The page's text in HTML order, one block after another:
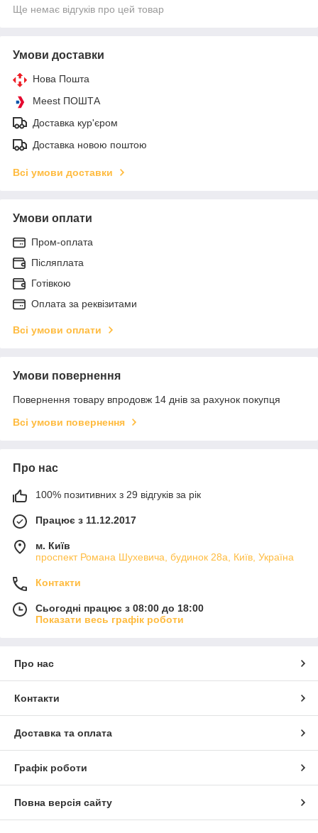
Ще немає відгуків про цей товар
Умови доставки
Нова Пошта
Meest ПОШТА
Доставка кур'єром
Доставка новою поштою
Всі умови доставки
Умови оплати
Пром-оплата
Післяплата
Готівкою
Оплата за реквізитами
Всі умови оплати
Умови повернення
Повернення товару впродовж 14 днів за рахунок покупця
Всі умови повернення
Про нас
100% позитивних з 29 відгуків за рік
Працює з 11.12.2017
м. Київ
проспект Романа Шухевича, будинок 28а, Київ, Україна
Контакти
Сьогодні працює з 08:00 до 18:00
Показати весь графік роботи
Про нас
Контакти
Доставка та оплата
Графік роботи
Повна версія сайту